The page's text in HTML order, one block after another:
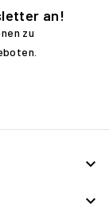
an!
zu

